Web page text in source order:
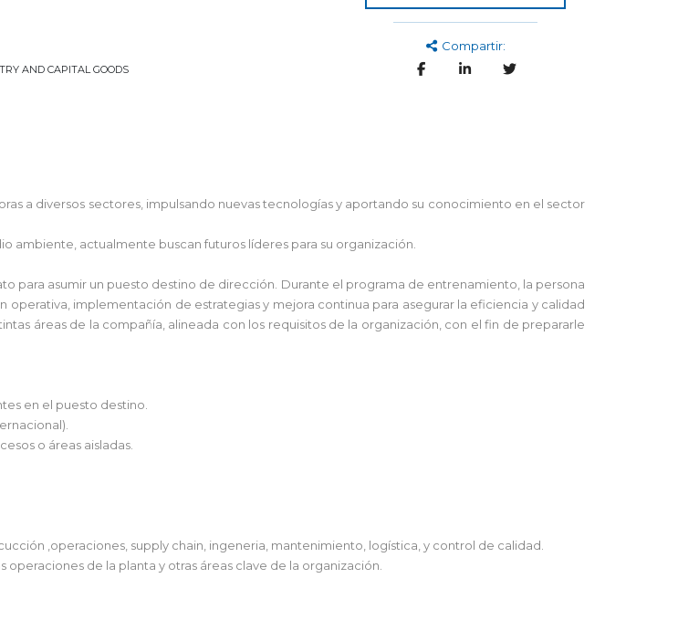
AND CAPITAL GOODS
Compartir:
a diversos sectores, impulsando nuevas tecnologías y aportando su conocimiento en el sector
actualmente buscan futuros líderes para su organización.
para asumir un puesto destino de dirección. Durante el programa de entrenamiento, la persona
implementación de estrategias y mejora continua para asegurar la eficiencia y calidad
áreas de la compañía, alineada con los requisitos de la organización, con el fin de prepararle
en el puesto destino.
o áreas aisladas.
,operaciones, supply chain, ingeneria, mantenimiento, logística, y control de calidad.
de la planta y otras áreas clave de la organización.